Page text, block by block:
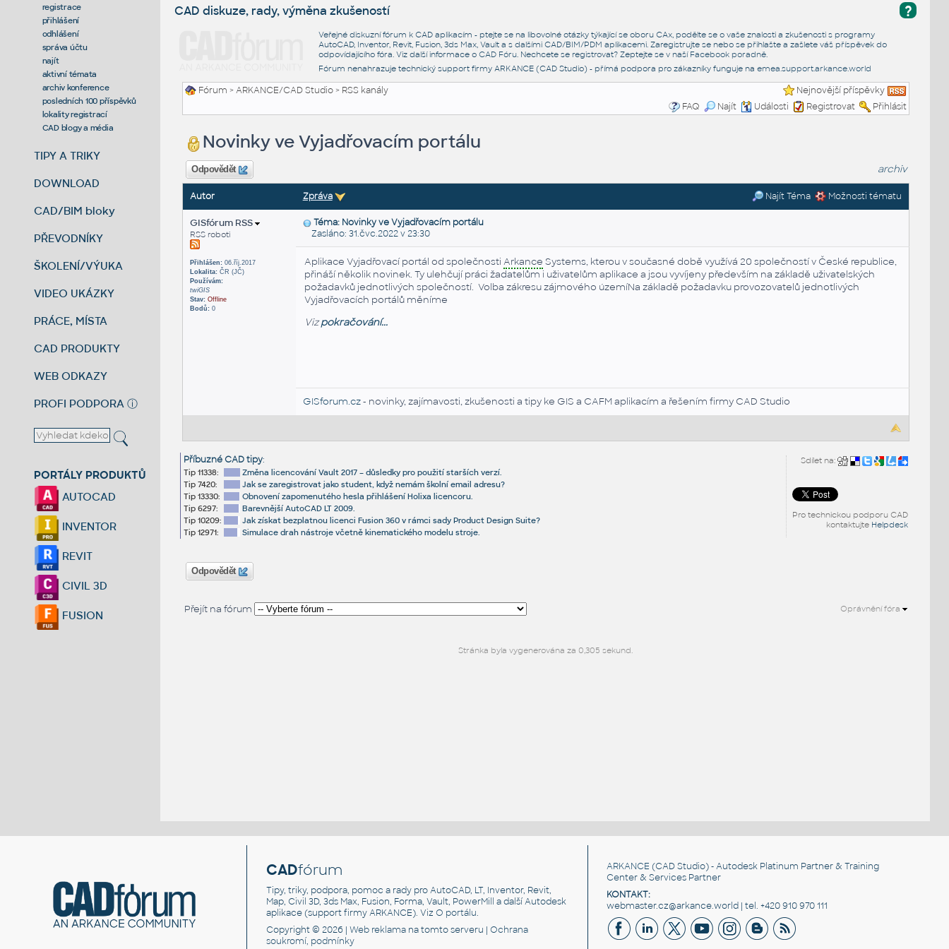
registrace
přihlášení
odhlášení
správa účtu
najít
aktivní témata
archiv konference
posledních 100 příspěvků
lokality registrací
CAD blogy a média
TIPY A TRIKY
DOWNLOAD
CAD/BIM bloky
PŘEVODNÍKY
ŠKOLENÍ/VÝUKA
VIDEO UKÁZKY
PRÁCE, MÍSTA
CAD PRODUKTY
WEB ODKAZY
PROFI PODPORA ⓘ
PORTÁLY PRODUKTŮ
AUTOCAD
INVENTOR
REVIT
CIVIL 3D
FUSION
?
CAD diskuze, rady, výměna zkušeností
Veřejné diskuzní fórum k CAD aplikacím - ptejte se na libovolné otázky týkající se oboru CAx, podělte se o vaše znalosti a zkušenosti s programy
AutoCAD, Inventor, Revit, Fusion, 3ds Max, Vault a s dalšími CAD/BIM/PDM aplikacemi. Zaregistrujte se nebo se přihlašte a zašlete váš příspěvek do
odpovídajícího fóra. Viz další informace o CAD Fóru. Nechcete se registrovat? Zeptejte se v naší Facebook poradně.
Fórum nenahrazuje technický support firmy ARKANCE (CAD Studio) - přímá podpora pro zákazníky funguje na emea.support.arkance.world
Fórum >ARKANCE/CAD Studio> RSS kanály
Nejnovější příspěvky
FAQ
Najít Události Registrovat Přihlásit
Novinky ve Vyjadřovacím portálu
Odpovědět archiv
Autor Zpráva Najít Téma Možnosti tématu
GISfórum RSS
RSS roboti
Přihlášen:06.říj.2017
Lokalita:ČR (JČ)
Používám:
twiGIS
Stav: Offline
Bodů:0
Téma: Novinky ve Vyjadřovacím portálu
Zasláno: 31.čvc.2022 v 23:30
Aplikace Vyjadřovací portál od společnosti Arkance Systems, kterou v současné době využívá 20 společností v České republice,
přináší několik novinek. Ty ulehčují práci žadatelům i uživatelům aplikace a jsou vyvíjeny především na základě uživatelských
požadavků jednotlivých společností. Volba zákresu zájmového územíNa základě požadavku provozovatelů jednotlivých
Vyjadřovacích portálů měníme
Vizpokračování...
GISforum.cz- novinky, zajímavosti, zkušenosti a tipy ke GIS a CAFM aplikacím a řešením firmy CAD Studio
Sdílet na:
Pro technickou podporu CAD
kontaktujte Helpdesk
Příbuzné CAD tipy:
Tip 11338:
Změna licencování Vault 2017 – důsledky pro použití starších verzí.
Tip 7420:
Jak se zaregistrovat jako student, když nemám školní email adresu?
Tip 13330:
Obnovení zapomenutého hesla přihlášení Holixa licencoru.
Tip 6297:
Barevnější AutoCAD LT 2009.
Tip 10209:
Jak získat bezplatnou licenci Fusion 360 v rámci sady Product Design Suite?
Tip 12971:
Simulace drah nástroje včetně kinematického modelu stroje.
Odpovědět
Přejít na fórum Oprávnění fóra
Stránka byla vygenerována za 0,305 sekund.
CADfórum
Tipy, triky, podpora, pomoc a rady pro AutoCAD, LT, Inventor, Revit,
Map, Civil 3D, 3ds Max, Fusion, Forma, Vault, PowerMill a další Autodesk
aplikace (support firmy ARKANCE). VizO portálu.
Copyright © 2026 |Web reklama na tomto serveru |Ochrana
soukromí, podmínky
ARKANCE (CAD Studio) - Autodesk Platinum Partner & Training
Center & Services Partner
KONTAKT:
webmaster.cz@arkance.world | tel. +420 910 970 111